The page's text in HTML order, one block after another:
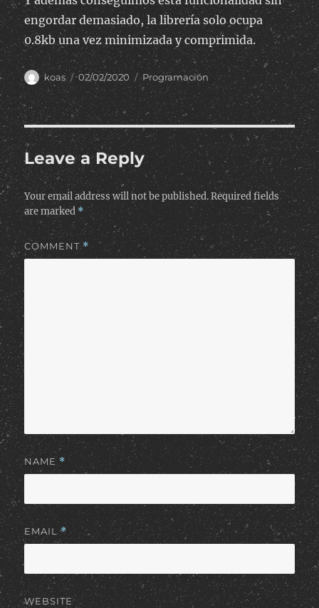
engordar demasiado, la librería solo ocupa
0.8kb una vez minimizada y comprimida.
Author
koas
Posted
on
02/02/2020 Categories
Programación
Leave a Reply
Your email address will not be published. Required fields
are marked *
COMMENT*
NAME*
EMAIL*
WEBSITE